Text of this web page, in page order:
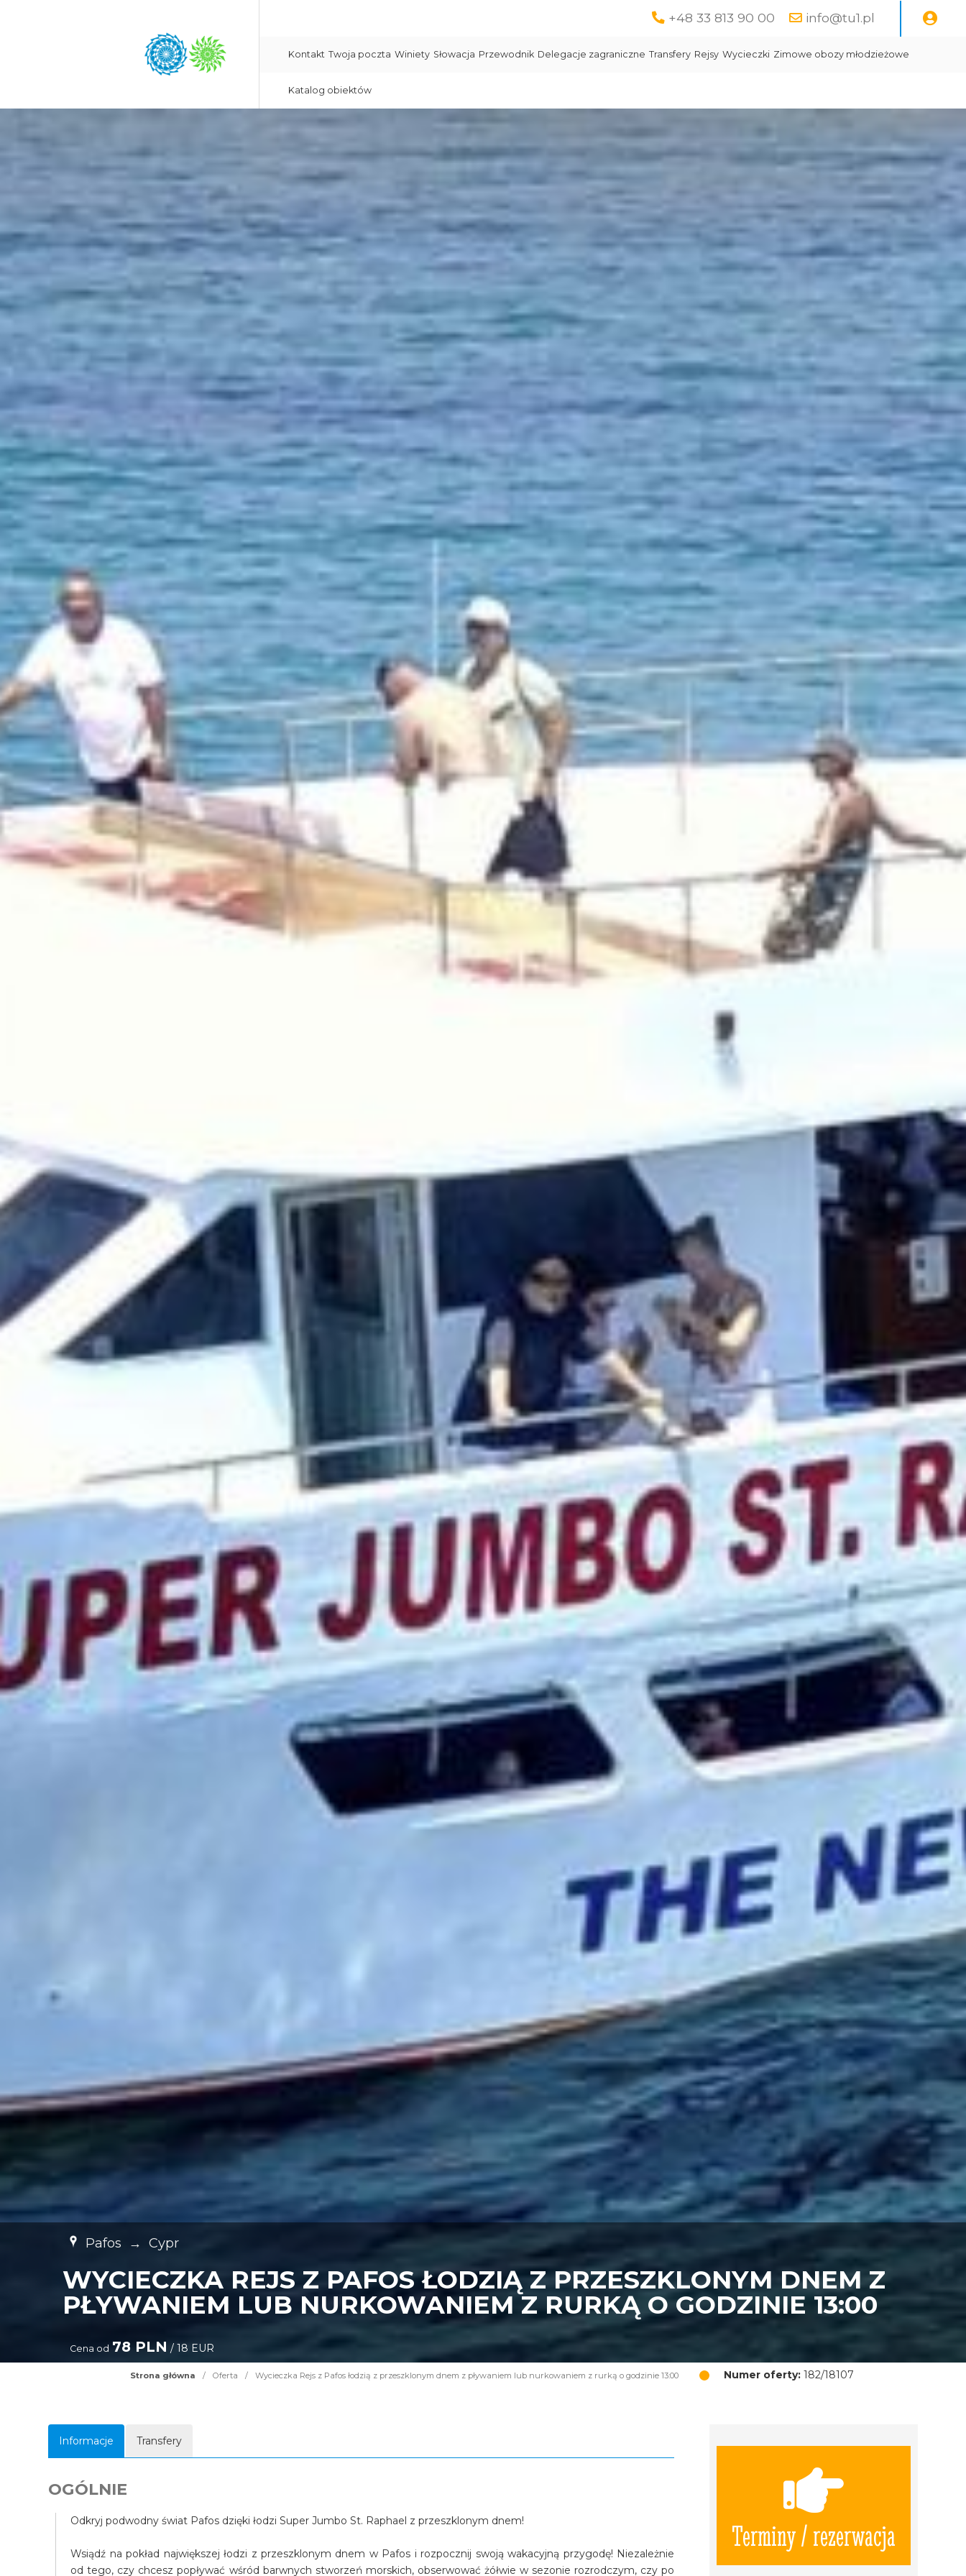
+48 33 813 90 00 info@tu1.pl
Kontakt Twoja poczta Winiety Słowacja Przewodnik Delegacje zagraniczne Transfery Rejsy Wycieczki Zimowe obozy młodzieżowe
Katalog obiektów
Pafos → Cypr
WYCIECZKA REJS Z PAFOS ŁODZIĄ Z PRZESZKLONYM DNEM Z
PŁYWANIEM LUB NURKOWANIEM Z RURKĄ O GODZINIE 13:00
Cena od 78 PLN / 18 EUR
Strona główna / Oferta / Wycieczka Rejs z Pafos łodzią z przeszklonym dnem z pływaniem lub nurkowaniem z rurką o godzinie 13:00 Numer oferty: 182/18107
Terminy / rezerwacja
Informacje Transfery
OGÓLNIE
Odkryj podwodny świat Pafos dzięki łodzi Super Jumbo St. Raphael z przeszklonym dnem!
Wsiądź na pokład największej łodzi z przeszklonym dnem w Pafos i rozpocznij swoją wakacyjną przygodę! Niezależnie
od tego, czy chcesz popływać wśród barwnych stworzeń morskich, obserwować żółwie w sezonie rozrodczym, czy po